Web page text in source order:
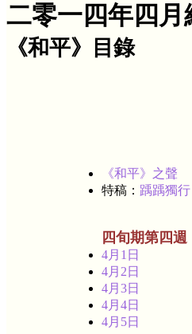
二零一四年四
《和平》目錄
《和平》之聲
特稿： 踽踽獨行
四旬期第四週
4月1日
4月2日
4月3日
4月4日
4月5日